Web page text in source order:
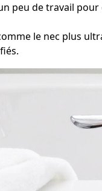
peu de travail
le nec plus